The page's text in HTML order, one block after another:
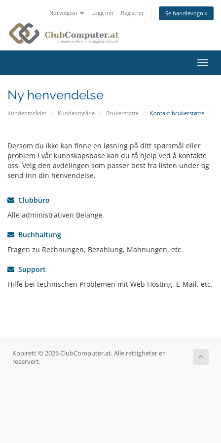
Norwegian Logg inn Registrer Se handlevogn »
Bytt
Ny henvendelse
Kundeområdet Kundeområde Brukerstøtte Kontakt brukerstøtte
Dersom du ikke kan finne en løsning på ditt spørsmål eller
problem i vår kunnskapsbase kan du få hjelp ved å kontakte
oss. Velg den avdelingen som passer best fra listen under og
send inn din henvendelse.
Clubbüro
Alle administrativen Belange
Buchhaltung
Fragen zu Rechnungen, Bezahlung, Mahnungen, etc.
Support
Hilfe bei technischen Problemen mit Web Hosting, E-Mail, etc.
Kopirett © 2026 ClubComputer.at. Alle rettigheter er
reservert.